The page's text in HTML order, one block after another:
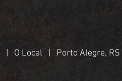
| O Local | Porto Alegre, RS